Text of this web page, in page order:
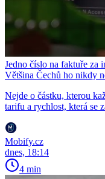
Jedno číslo na faktuře za
Většina Čechů ho nikdy
Nejde o částku, kterou
tarifu a rychlost, která se
Mobify.cz
dnes, 18:14
4 min